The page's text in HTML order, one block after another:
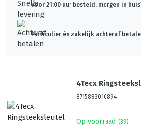
Voor 21:00 uur besteld, morgen in
Particulier én zakelijk achteraf
4Tecx
8715883010894
Op voorraad (39)